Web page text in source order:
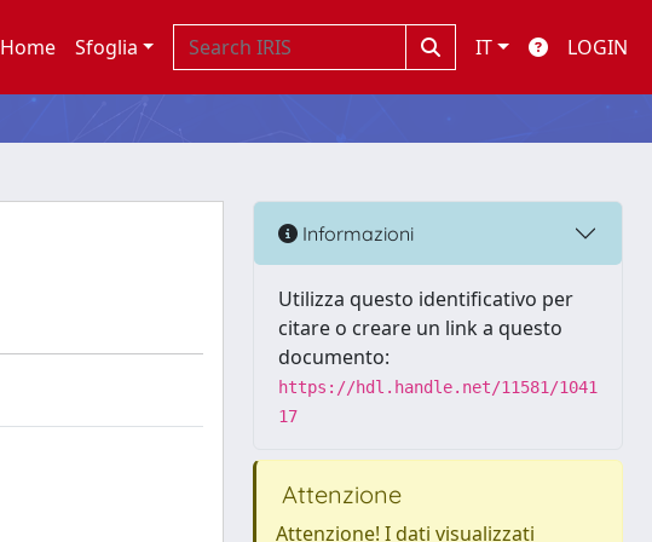
Home Sfoglia IT LOGIN
Informazioni
Utilizza questo identificativo per
citare o creare un link a questo
documento:
https://hdl.handle.net/11581/1041
17
Attenzione
Attenzione! I dati visualizzati